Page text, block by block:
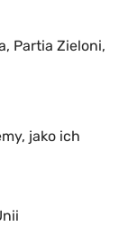
Partia Zieloni,
jako ich